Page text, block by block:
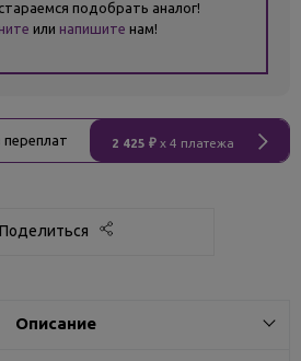
подобрать аналог!
или напишите нам!
переплат 2 425 ₽ x 4 платежа
Поделиться
Описание